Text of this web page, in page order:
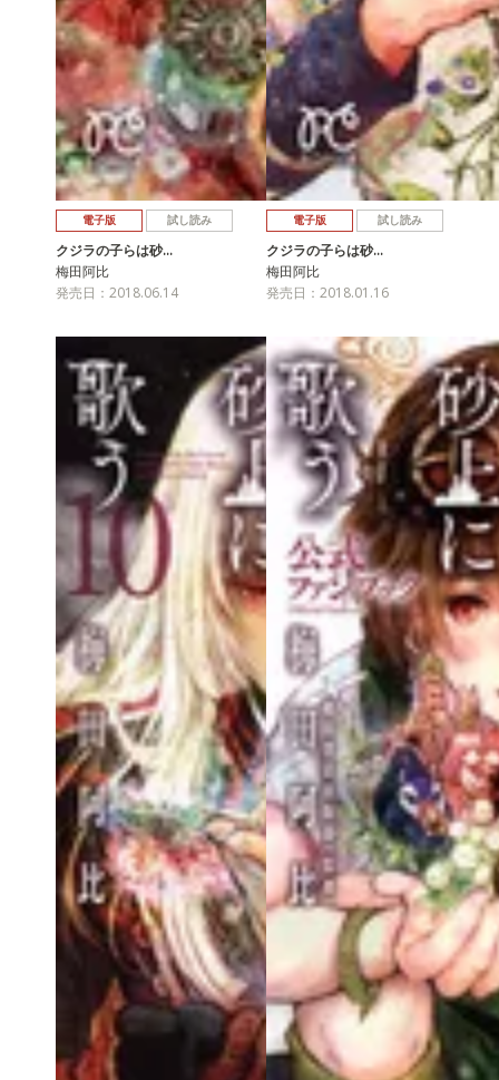
電子版 試し読み
クジラの子らは砂…
梅田阿比
発売日：2018.06.14
電子版 試し読み
クジラの子らは砂…
梅田阿比
発売日：2018.01.16